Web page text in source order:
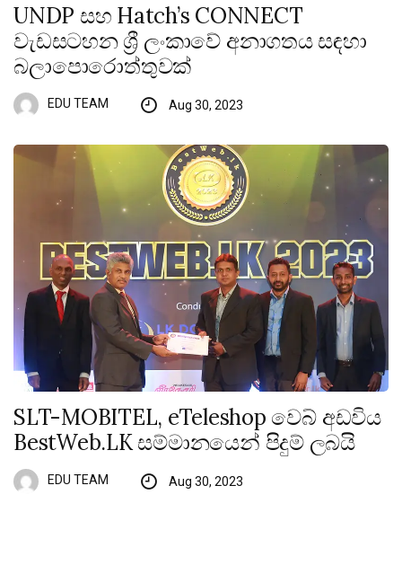
UNDP සහ Hatch’s CONNECT
වැඩසටහන ශ්‍රී ලංකාවේ අනාගතය සඳහා
බලාපොරොත්තුවක්
EDU TEAM Aug 30, 2023
SLT-MOBITEL, eTeleshop වෙබ් අඩවිය
BestWeb.LK සම්මානයෙන් පිදුම් ලබයි
EDU TEAM Aug 30, 2023